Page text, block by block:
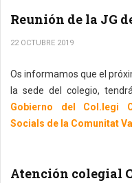
Reunión de la JG
22 OCTUBRE 2019
Os informamos que el
la sede del colegio,
Gobierno del Col.legi
Socials de la Comunitat
Atención colegial